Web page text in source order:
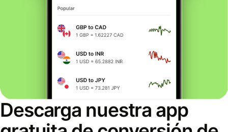
Descarga nuestra app